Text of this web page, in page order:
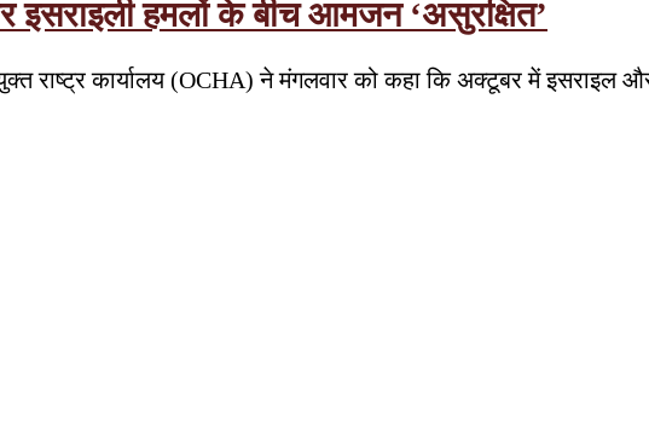
इसराइली हमलों के बीच आमजन ‘असुरक्षित’
राष्ट्र कार्यालय (OCHA) ने मंगलवार को कहा कि अक्टूबर में इसराइल